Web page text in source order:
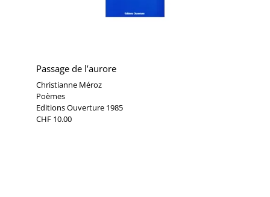
Passage de l’aurore
Christianne Méroz
Poèmes
Editions Ouverture 1985
CHF 10.00